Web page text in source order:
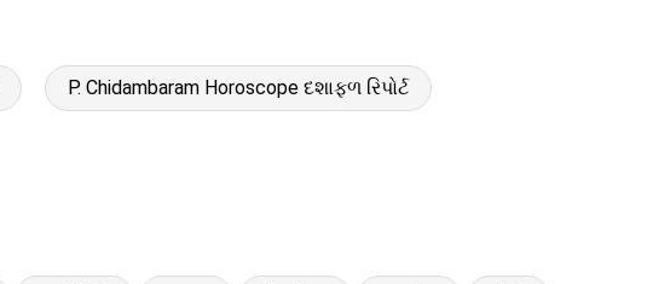
P. Chidambaram Horoscope દશાફળ રિપોર્ટ